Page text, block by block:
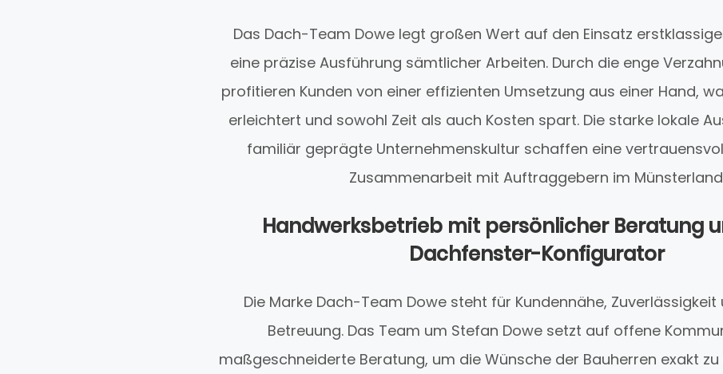
Das Dach-Team Dowe legt großen Wert auf den Einsatz
eine präzise Ausführung sämtlicher Arbeiten. Durch die enge
profitieren Kunden von einer effizienten Umsetzung aus einer Hand,
erleichtert und sowohl Zeit als auch Kosten spart. Die starke lokale
familiär geprägte Unternehmenskultur schaffen eine
Zusammenarbeit mit Auftraggebern im
Handwerksbetrieb mit persönlicher Beratung
Dachfenster-Konfigurator
Die Marke Dach-Team Dowe steht für Kundennähe, Zuverlässigkeit
Betreuung. Das Team um Stefan Dowe setzt auf offene
maßgeschneiderte Beratung, um die Wünsche der Bauherren exakt zu